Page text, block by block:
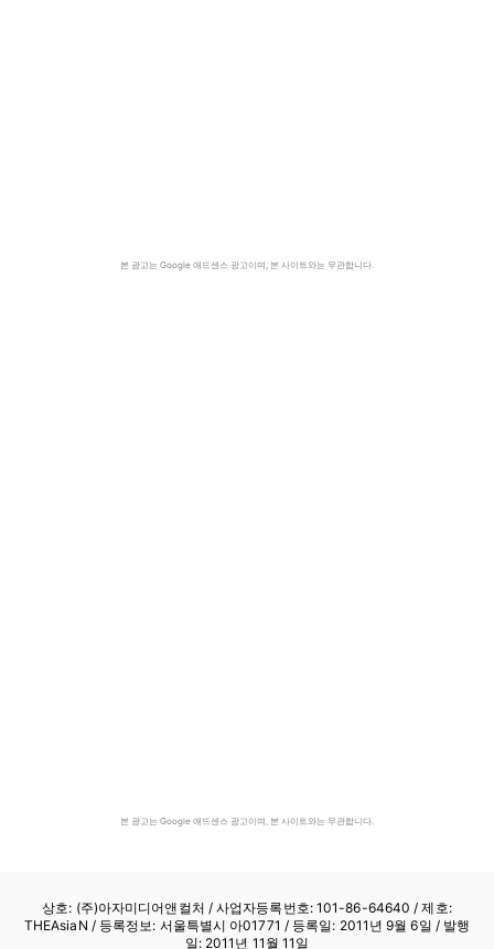
본 광고는 Google 애드센스 광고이며, 본 사이트와는 무관합니다.
본 광고는 Google 애드센스 광고이며, 본 사이트와는 무관합니다.
상호: (주)아자미디어앤컬처 /사업자등록번호: 101-86-64640 / 제호:
THEAsiaN / 등록정보: 서울특별시 아01771 / 등록일: 2011년 9월 6일 / 발행
일: 2011년 11월 11일